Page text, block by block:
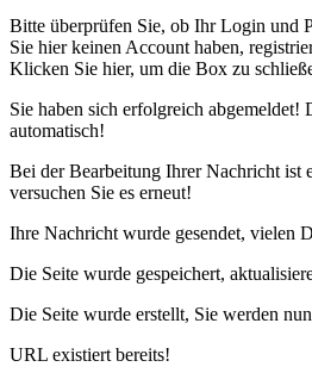
Bitte überprüfen Sie, ob Ihr Login und
Sie hier keinen Account haben,
Klicken Sie hier, um die Box zu
Sie haben sich erfolgreich abgemeldet!
automatisch!
Bei der Bearbeitung Ihrer Nachricht ist
versuchen Sie es erneut!
Ihre Nachricht wurde gesendet, vielen
Die Seite wurde gespeichert,
Die Seite wurde erstellt, Sie werden
URL existiert bereits!